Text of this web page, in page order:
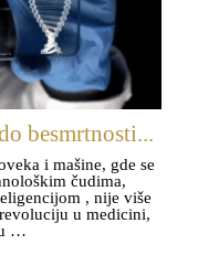
besmrtnosti...
i mašine, gde se
čudima,
, nije više
u medicini,
…